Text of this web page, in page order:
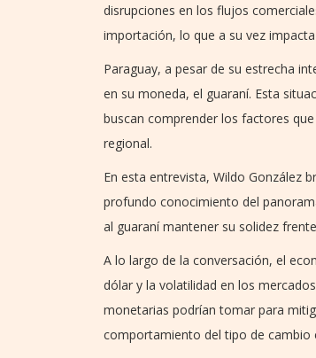
disrupciones en los flujos
importación, lo que a su vez
Paraguay, a pesar de su estrecha
en su moneda, el guaraní. Esta
buscan comprender los factores
regional.
En esta entrevista, Wildo González
profundo conocimiento del
al guaraní mantener su solidez
A lo largo de la conversación, el
dólar y la volatilidad en los
monetarias podrían tomar para
comportamiento del tipo de cambio